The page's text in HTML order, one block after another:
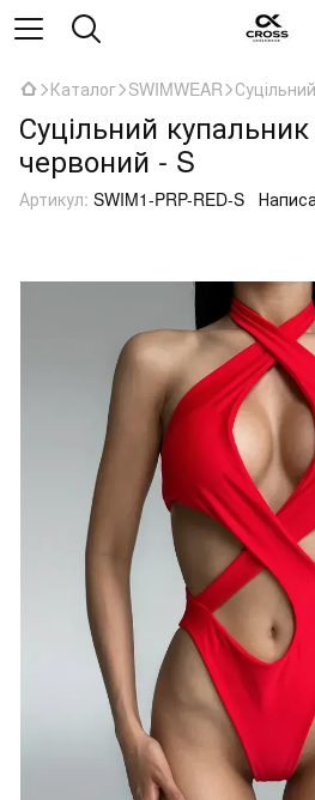
Каталог SWIMWEAR
Суцільний
червоний - S
Артикул: SWIM1-PRP-RED-S